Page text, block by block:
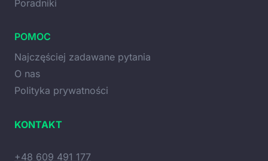
Poradniki
POMOC
Najczęściej zadawane pytania
O nas
Polityka prywatności
KONTAKT
+48 609 491 177